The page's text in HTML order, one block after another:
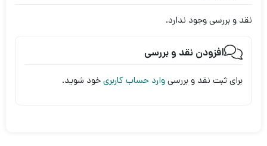
نقد و بررسی وجود ندارد.
افزودن نقد و بررسی
برای ثبت نقد و بررسیوارد حساب کاربریخود شوید.